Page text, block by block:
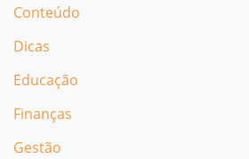
Conteúdo
Dicas
Educação
Finanças
Gestão